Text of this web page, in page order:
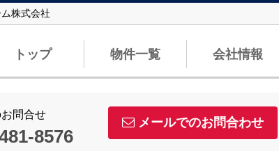
株式会社
トップ 物件一覧 会社情報
問合せ
8576
メールでのお問合わせ